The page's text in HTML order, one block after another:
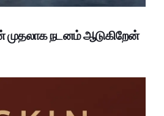
முதலாக நடனம் ஆடுகிறேன்